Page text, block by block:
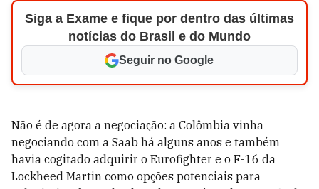
Siga a Exame e fique por dentro das últimas
notícias do Brasil e do Mundo
Seguir no Google
Não é de agora a negociação: a Colômbia vinha
negociando com a Saab há alguns anos e também
havia cogitado adquirir o Eurofighter e o F-16 da
Lockheed Martin como opções potenciais para